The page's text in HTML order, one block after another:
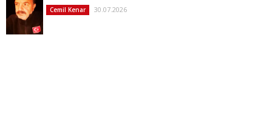
Cemil Kenar 30.07.2026